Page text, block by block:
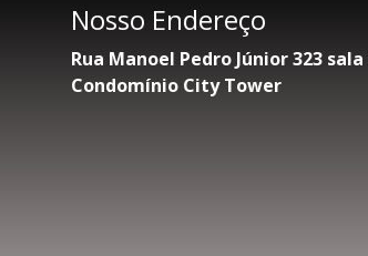
Nosso Endereço
Rua Manoel Pedro Júnior 323
Condomínio City Tower